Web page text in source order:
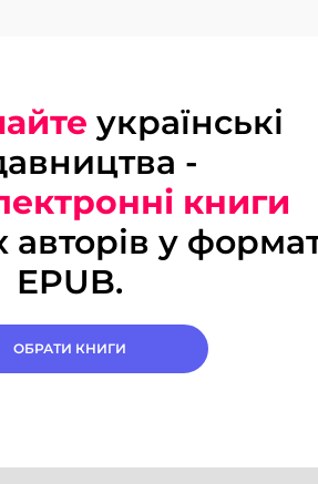
українські
-
книги
у
EPUB.
ОБРАТИ КНИГИ